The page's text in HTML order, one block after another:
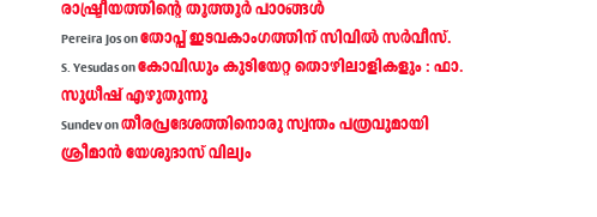
രാഷ്ട്രീയത്തിന്റെ തൂത്തൂര്‍ പാഠങ്ങൾ
Pereira Josonതോപ്പ് ഇടവകാംഗത്തിന് സിവിൽ സർവീസ്.
S. Yesudasonകോവിഡും കുടിയേറ്റ തൊഴിലാളികളും : ഫാ.
സുധീഷ് എഴുതുന്നു
Sundevonതീരപ്രദേശത്തിനൊരു സ്വന്തം പത്രവുമായി
ശ്രീമാന്‍ യേശുദാസ് വില്യം